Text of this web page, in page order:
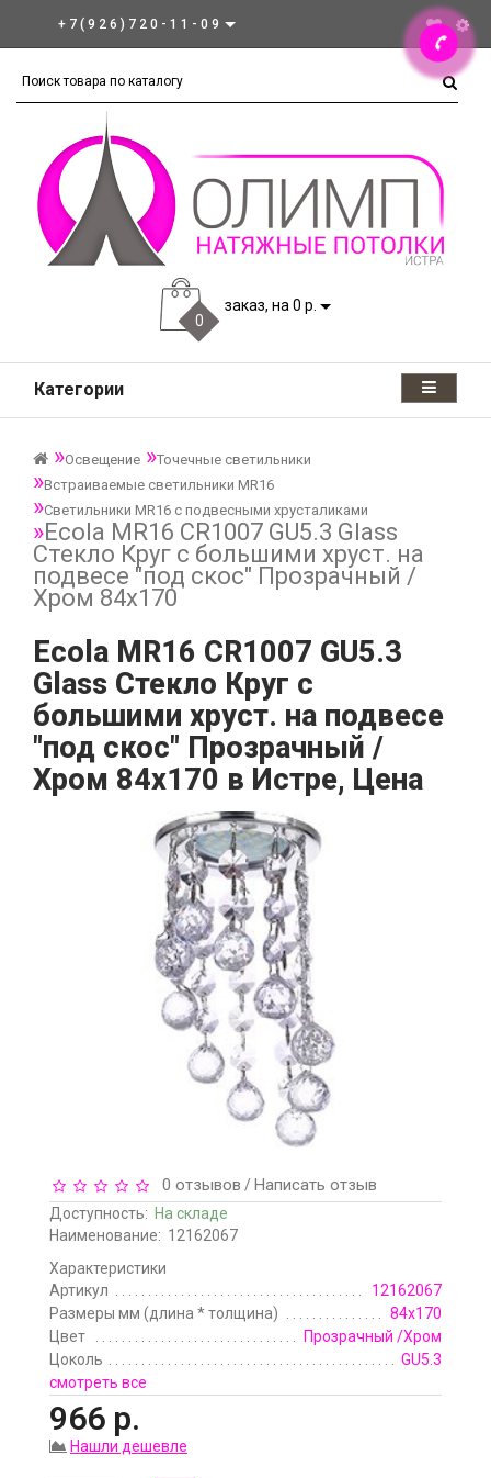
+7(926)720-11-09
0
заказ, на 0 р.
Категории
Освещение
Точечные светильники
Встраиваемые светильники MR16
Светильники MR16 с подвесными хрусталиками
Ecola MR16 CR1007 GU5.3 Glass
Стекло Круг с большими хруст. на
подвесе "под скос" Прозрачный /
Хром 84x170
Ecola MR16 CR1007 GU5.3
Glass Стекло Круг с
большими хруст. на подвесе
"под скос" Прозрачный /
Хром 84x170 в Истре, Цена
0 отзывов /Написать отзыв
Доступность: На складе
Наименование: 12162067
Характеристики
Артикул
12162067
Размеры мм (длина * толщина)
84x170
Цвет
Прозрачный /Хром
Цоколь
GU5.3
смотреть все
966 р.
Нашли дешевле